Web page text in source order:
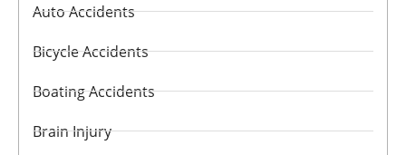
Auto Accidents
Bicycle Accidents
Boating Accidents
Brain Injury